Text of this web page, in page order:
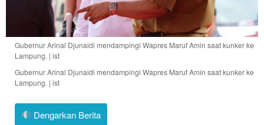
Gubernur Arinal Djunaidi mendampingi Wapres Maruf Amin saat kunker ke
Lampung. | ist
Gubernur Arinal Djunaidi mendampingi Wapres Maruf Amin saat kunker ke
Lampung. | ist
Dengarkan Berita